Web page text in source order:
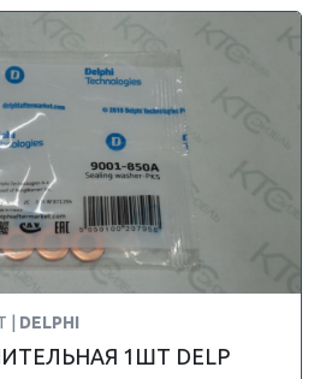
| DELPHI
1ШТ DELP